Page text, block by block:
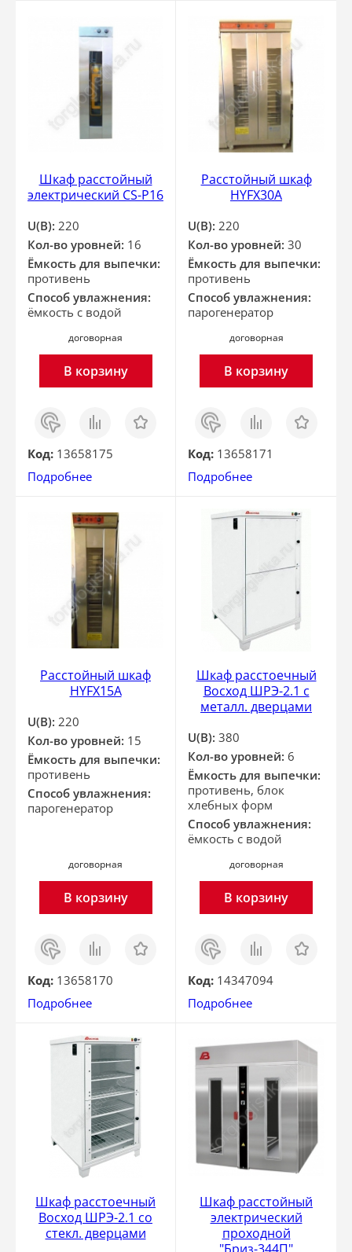
Шкаф расстойный
электрический CS-P16
U(В): 220
Кол-во уровней: 16
Ёмкость для выпечки:
противень
Способ увлажнения:
ёмкость с водой
договорная
В корзину
Заказ
в 1
клик
Сравнить Отложить
Код: 13658175
Подробнее
Расстойный шкаф
HYFX30А
U(В): 220
Кол-во уровней: 30
Ёмкость для выпечки:
противень
Способ увлажнения:
парогенератор
договорная
В корзину
Заказ
в 1
клик
Сравнить Отложить
Код: 13658171
Подробнее
Расстойный шкаф
HYFX15A
U(В): 220
Кол-во уровней: 15
Ёмкость для выпечки:
противень
Способ увлажнения:
парогенератор
договорная
В корзину
Заказ
в 1
клик
Сравнить Отложить
Код: 13658170
Подробнее
Шкаф расстоечный
Восход ШРЭ-2.1 с
металл. дверцами
U(В): 380
Кол-во уровней: 6
Ёмкость для выпечки:
противень, блок
хлебных форм
Способ увлажнения:
ёмкость с водой
договорная
В корзину
Заказ
в 1
клик
Сравнить Отложить
Код: 14347094
Подробнее
Шкаф расстоечный
Восход ШРЭ-2.1 со
стекл. дверцами
Шкаф расстойный
электрический
проходной